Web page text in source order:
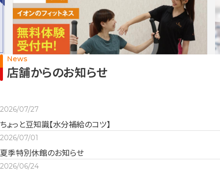
News
店舗からのお知らせ
2026/07/27
ちょっと豆知識【水分補給のコツ】
2026/07/01
夏季特別休館のお知らせ
2026/06/24